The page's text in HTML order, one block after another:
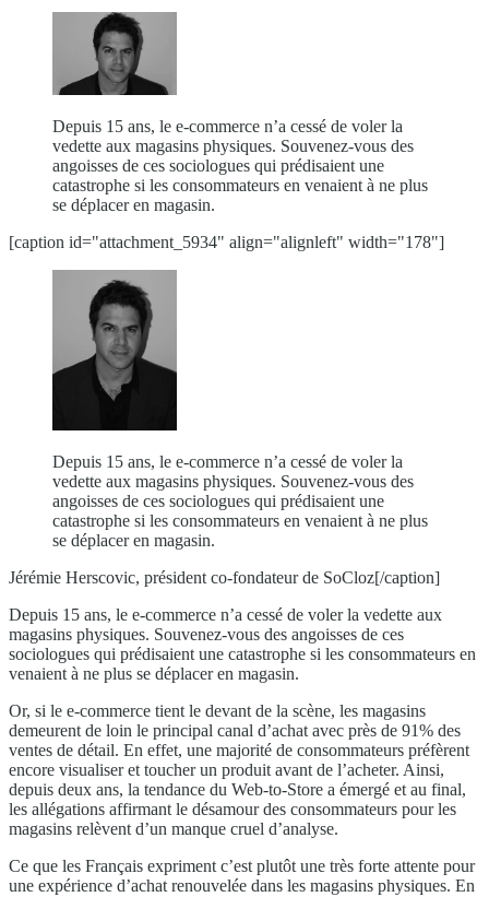
Depuis 15 ans, le e-commerce n’a cessé de voler la
vedette aux magasins physiques. Souvenez-vous des
angoisses de ces sociologues qui prédisaient une
catastrophe si les consommateurs en venaient à ne plus
se déplacer en magasin.
[caption id="attachment_5934" align="alignleft" width="178"]
Depuis 15 ans, le e-commerce n’a cessé de voler la
vedette aux magasins physiques. Souvenez-vous des
angoisses de ces sociologues qui prédisaient une
catastrophe si les consommateurs en venaient à ne plus
se déplacer en magasin.
Jérémie Herscovic, président co-fondateur de SoCloz[/caption]
Depuis 15 ans, le e-commerce n’a cessé de voler la vedette aux
magasins physiques. Souvenez-vous des angoisses de ces
sociologues qui prédisaient une catastrophe si les consommateurs en
venaient à ne plus se déplacer en magasin.
Or, si le e-commerce tient le devant de la scène, les magasins
demeurent de loin le principal canal d’achat avec près de 91% des
ventes de détail. En effet, une majorité de consommateurs préfèrent
encore visualiser et toucher un produit avant de l’acheter. Ainsi,
depuis deux ans, la tendance du Web-to-Store a émergé et au final,
les allégations affirmant le désamour des consommateurs pour les
magasins relèvent d’un manque cruel d’analyse.
Ce que les Français expriment c’est plutôt une très forte attente pour
une expérience d’achat renouvelée dans les magasins physiques. En